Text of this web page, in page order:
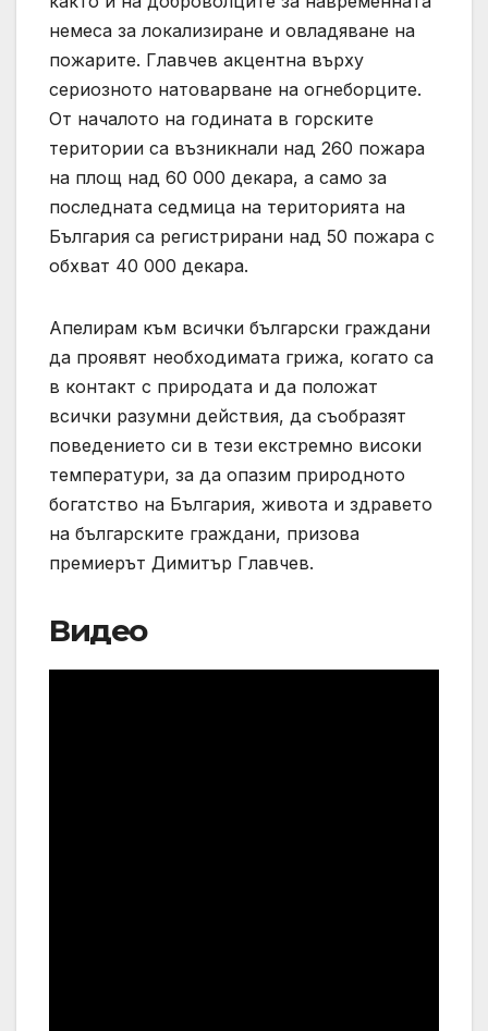
немеса за локализиране и овладяване на
пожарите. Главчев акцентна върху
сериозното натоварване на огнеборците.
От началото на годината в горските
територии са възникнали над 260 пожара
на площ над 60 000 декара, а само за
последната седмица на територията на
България са регистрирани над 50 пожара с
обхват 40 000 декара.
Апелирам към всички български граждани
да проявят необходимата грижа, когато са
в контакт с природата и да положат
всички разумни действия, да съобразят
поведението си в тези екстремно високи
температури, за да опазим природното
богатство на България, живота и здравето
на българските граждани, призова
премиерът Димитър Главчев.
Видео